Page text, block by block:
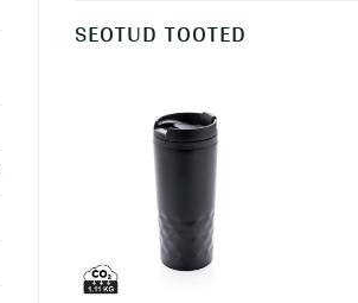
SEOTUD TOOTED